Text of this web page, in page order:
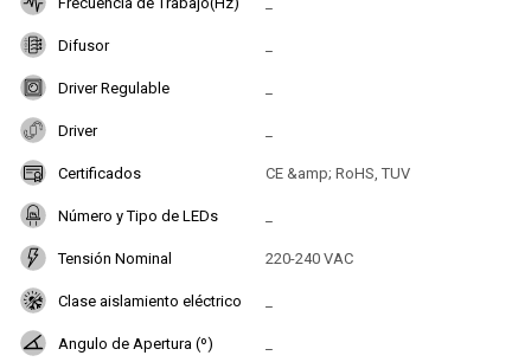
Difusor
Driver Regulable
Driver
Certificados CE &amp; RoHS, TUV
Número y Tipo de LEDs
Tensión Nominal 220-240 VAC
Clase aislamiento eléctrico
Angulo de Apertura (º)